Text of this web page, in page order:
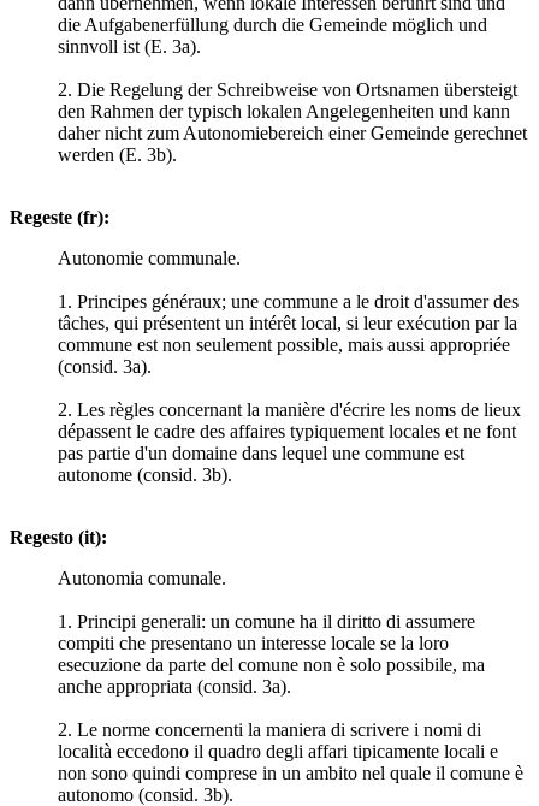
die Aufgabenerfüllung durch die Gemeinde möglich und
sinnvoll ist (E. 3a).
2. Die Regelung der Schreibweise von Ortsnamen übersteigt
den Rahmen der typisch lokalen Angelegenheiten und kann
daher nicht zum Autonomiebereich einer Gemeinde gerechnet
werden (E. 3b).
Regeste (fr):
Autonomie communale.
1. Principes généraux; une commune a le droit d'assumer des
tâches, qui présentent un intérêt local, si leur exécution par la
commune est non seulement possible, mais aussi appropriée
(consid. 3a).
2. Les règles concernant la manière d'écrire les noms de lieux
dépassent le cadre des affaires typiquement locales et ne font
pas partie d'un domaine dans lequel une commune est
autonome (consid. 3b).
Regesto (it):
Autonomia comunale.
1. Principi generali: un comune ha il diritto di assumere
compiti che presentano un interesse locale se la loro
esecuzione da parte del comune non è solo possibile, ma
anche appropriata (consid. 3a).
2. Le norme concernenti la maniera di scrivere i nomi di
località eccedono il quadro degli affari tipicamente locali e
non sono quindi comprese in un ambito nel quale il comune è
autonomo (consid. 3b).